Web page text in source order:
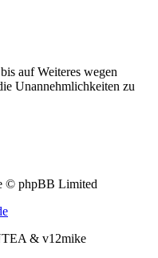
auf Weiteres wegen
Unannehmlichkeiten zu
© phpBB Limited
& v12mike